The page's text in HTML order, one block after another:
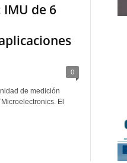
de 6
0
de medición
El